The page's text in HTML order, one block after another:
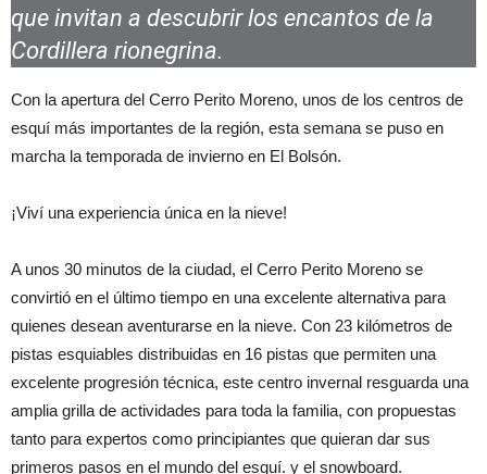
que invitan a descubrir los encantos de la
Cordillera rionegrina.
Con la apertura del Cerro Perito Moreno, unos de los centros de
esquí más importantes de la región, esta semana se puso en
marcha la temporada de invierno en El Bolsón.
¡Viví una experiencia única en la nieve!
A unos 30 minutos de la ciudad, el Cerro Perito Moreno se
convirtió en el último tiempo en una excelente alternativa para
quienes desean aventurarse en la nieve. Con 23 kilómetros de
pistas esquiables distribuidas en 16 pistas que permiten una
excelente progresión técnica, este centro invernal resguarda una
amplia grilla de actividades para toda la familia, con propuestas
tanto para expertos como principiantes que quieran dar sus
primeros pasos en el mundo del esquí. y el snowboard.